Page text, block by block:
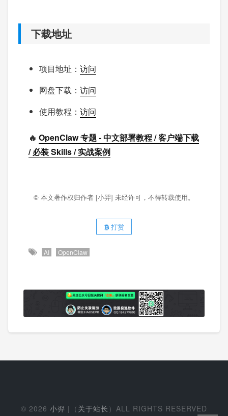
下载地址
项目地址： 访问
网盘下载： 访问
使用教程： 访问
🔥 OpenClaw 专题 - 中文部署教程 / 客户端下载
/ 必装 Skills / 实战案例
© 本文著作权归作者 [小羿] 未经许可，不得转载使用。
打赏
AI OpenClaw
© 2026 小羿 |（ 关于站长 ）ALL RIGHTS RESERVED